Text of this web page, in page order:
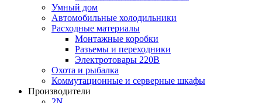
Умный дом
Автомобильные холодильники
Расходные материалы
Монтажные коробки
Разъемы и переходники
Электротовары 220В
Охота и рыбалка
Коммутационные и серверные шкафы
Производители